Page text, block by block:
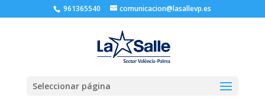
961365540 comunicacion@lasallevp.es
Seleccionar página